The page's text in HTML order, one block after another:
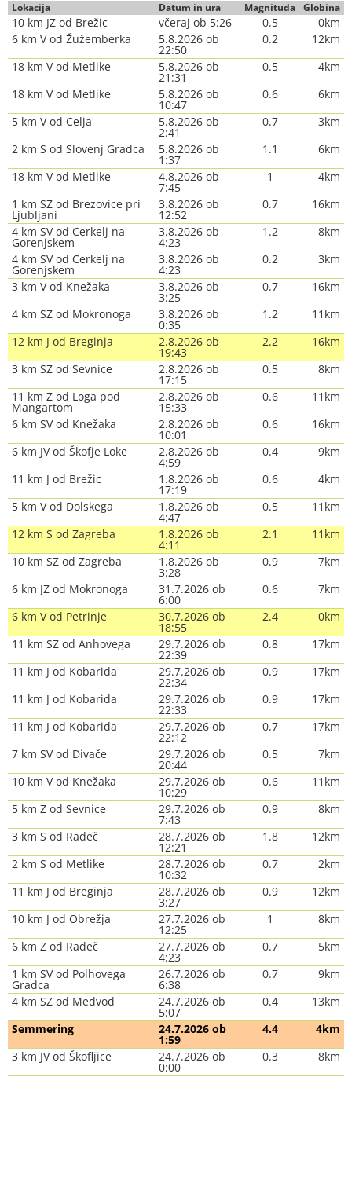
Lokacija Datum in ura Magnituda Globina
10 km JZ od Brežic včeraj ob 5:26 0.5
0km
6 km V od Žužemberka
5.8.2026 ob
22:50
0.2
12km
18 km V od Metlike
5.8.2026 ob
21:31
0.5
4km
18 km V od Metlike
5.8.2026 ob
10:47
0.6
6km
5 km V od Celja
5.8.2026 ob
2:41
0.7
3km
2 km S od Slovenj Gradca
5.8.2026 ob
1:37
1.1
6km
18 km V od Metlike
4.8.2026 ob
7:45
1
4km
1 km SZ od Brezovice pri
Ljubljani
3.8.2026 ob
12:52
0.7
16km
4 km SV od Cerkelj na
Gorenjskem
3.8.2026 ob
4:23
1.2
8km
4 km SV od Cerkelj na
Gorenjskem
3.8.2026 ob
4:23
0.2
3km
3 km V od Knežaka
3.8.2026 ob
3:25
0.7
16km
4 km SZ od Mokronoga
3.8.2026 ob
0:35
1.2
11km
12 km J od Breginja
2.8.2026 ob
19:43
2.2
16km
3 km SZ od Sevnice
2.8.2026 ob
17:15
0.5
8km
11 km Z od Loga pod
Mangartom
2.8.2026 ob
15:33
0.6
11km
6 km SV od Knežaka
2.8.2026 ob
10:01
0.6
16km
6 km JV od Škofje Loke
2.8.2026 ob
4:59
0.4
9km
11 km J od Brežic
1.8.2026 ob
17:19
0.6
4km
5 km V od Dolskega
1.8.2026 ob
4:47
0.5
11km
12 km S od Zagreba
1.8.2026 ob
4:11
2.1
11km
10 km SZ od Zagreba
1.8.2026 ob
3:28
0.9
7km
6 km JZ od Mokronoga
31.7.2026 ob
6:00
0.6
7km
6 km V od Petrinje
30.7.2026 ob
18:55
2.4
0km
11 km SZ od Anhovega
29.7.2026 ob
22:39
0.8
17km
11 km J od Kobarida
29.7.2026 ob
22:34
0.9
17km
11 km J od Kobarida
29.7.2026 ob
22:33
0.9
17km
11 km J od Kobarida
29.7.2026 ob
22:12
0.7
17km
7 km SV od Divače
29.7.2026 ob
20:44
0.5
7km
10 km V od Knežaka
29.7.2026 ob
10:29
0.6
11km
5 km Z od Sevnice
29.7.2026 ob
7:43
0.9
8km
3 km S od Radeč
28.7.2026 ob
12:21
1.8
12km
2 km S od Metlike
28.7.2026 ob
10:32
0.7
2km
11 km J od Breginja
28.7.2026 ob
3:27
0.9
12km
10 km J od Obrežja
27.7.2026 ob
12:25
1
8km
6 km Z od Radeč
27.7.2026 ob
4:23
0.7
5km
1 km SV od Polhovega
Gradca
26.7.2026 ob
6:38
0.7
9km
4 km SZ od Medvod
24.7.2026 ob
5:07
0.4
13km
Semmering
24.7.2026 ob
1:59
4.4
4km
3 km JV od Škofljice
24.7.2026 ob
0:00
0.3 8km